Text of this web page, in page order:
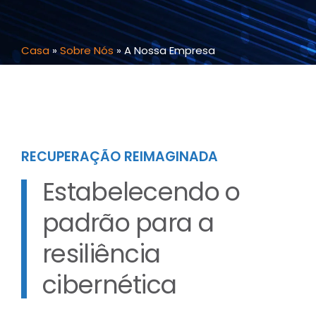
Casa»Sobre Nós»A Nossa Empresa
RECUPERAÇÃO REIMAGINADA
Estabelecendo o
padrão para a
resiliência
cibernética